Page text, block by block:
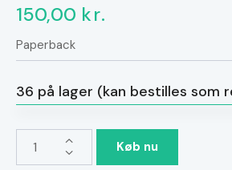
150,00 kr.
36 på lager (kan bestilles som
KRIGEN
IMOD
Køb nu